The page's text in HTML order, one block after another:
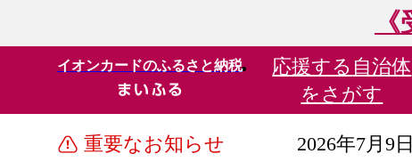
イオンカードのふるさと納税 応援する 自治体
をさがす
重要なお知らせ 2026年7月9日